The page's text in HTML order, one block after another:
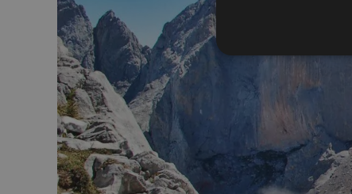
Las cookies
cuentas. El sitio web no
NOMBRE